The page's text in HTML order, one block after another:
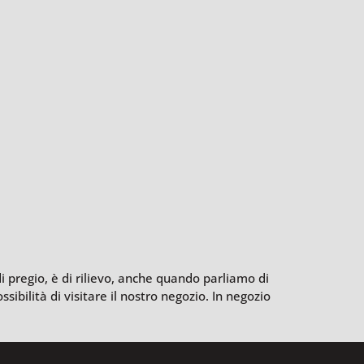
è di rilievo, anche quando parliamo di
di visitare il nostro negozio. In negozio